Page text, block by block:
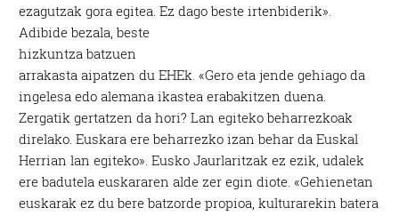
ezagutzak gora egitea. Ez dago beste irtenbiderik».
Adibide bezala, beste
hizkuntza batzuen
arrakasta aipatzen du EHEk. «Gero eta jende gehiago da
ingelesa edo alemana ikastea erabakitzen duena.
Zergatik gertatzen da hori? Lan egiteko beharrezkoak
direlako. Euskara ere beharrezko izan behar da Euskal
Herrian lan egiteko». Eusko Jaurlaritzak ez ezik, udalek
ere badutela euskararen alde zer egin diote. «Gehienetan
euskarak ez du bere batzorde propioa, kulturarekin batera